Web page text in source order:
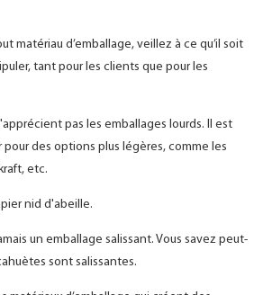
matériau d’emballage, veillez à ce qu’il soit
tant pour les clients que pour les
pas les emballages lourds. Il est
des options plus légères, comme les
etc.
nid d'abeille.
un emballage salissant. Vous savez peut-
sont salissantes.